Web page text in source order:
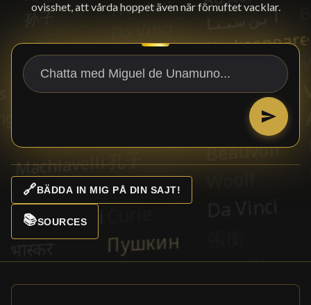
ovisshet, att vårda hoppet även när förnuftet vacklar.
🔗BÄDDA IN MIG PÅ DIN SAJT!
📚SOURCES